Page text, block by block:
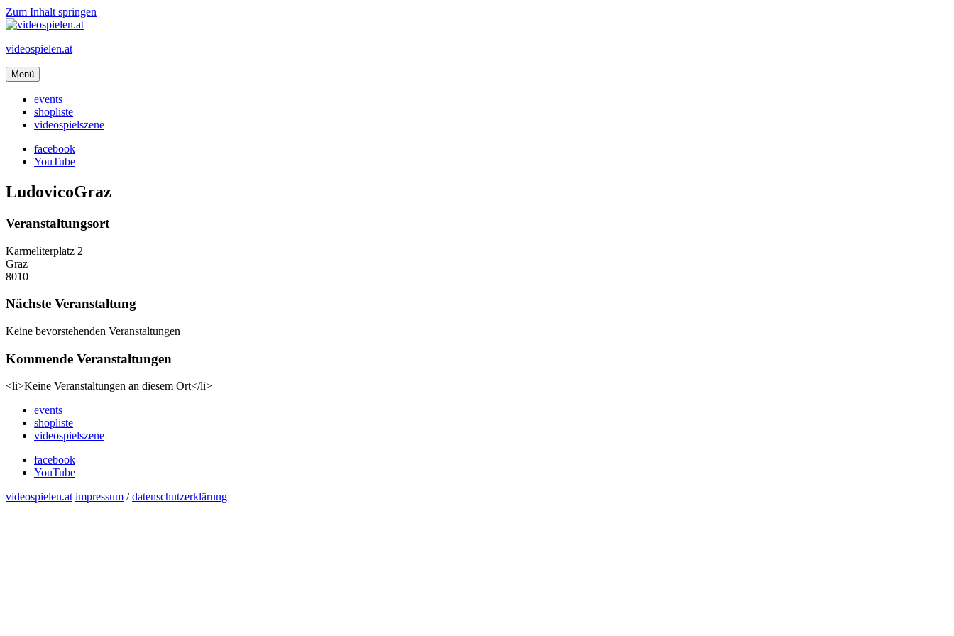
Zum Inhalt springen
videospielen.at
Menü
events
shopliste
videospielszene
facebook
YouTube
LudovicoGraz
Veranstaltungsort
Karmeliterplatz 2
Graz
8010
Nächste Veranstaltung
Keine bevorstehenden Veranstaltungen
Kommende Veranstaltungen
<li>Keine Veranstaltungen an diesem Ort</li>
events
shopliste
videospielszene
facebook
YouTube
videospielen.at impressum /datenschutzerklärung